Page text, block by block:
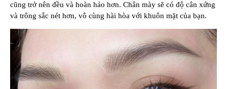
cũng trở nên đều và hoàn hảo hơn. Chân mày sẽ có độ cân xứng
và trông sắc nét hơn, vô cùng hài hòa với khuôn mặt của bạn.